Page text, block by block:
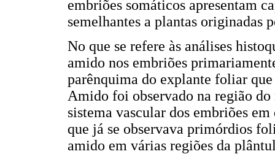
embriões somáticos apresentam
semelhantes a plantas originadas
No que se refere às análises
amido nos embriões
parênquima do explante foliar
Amido foi observado na região
sistema vascular dos embriões
que já se observava primórdios
amido em várias regiões da